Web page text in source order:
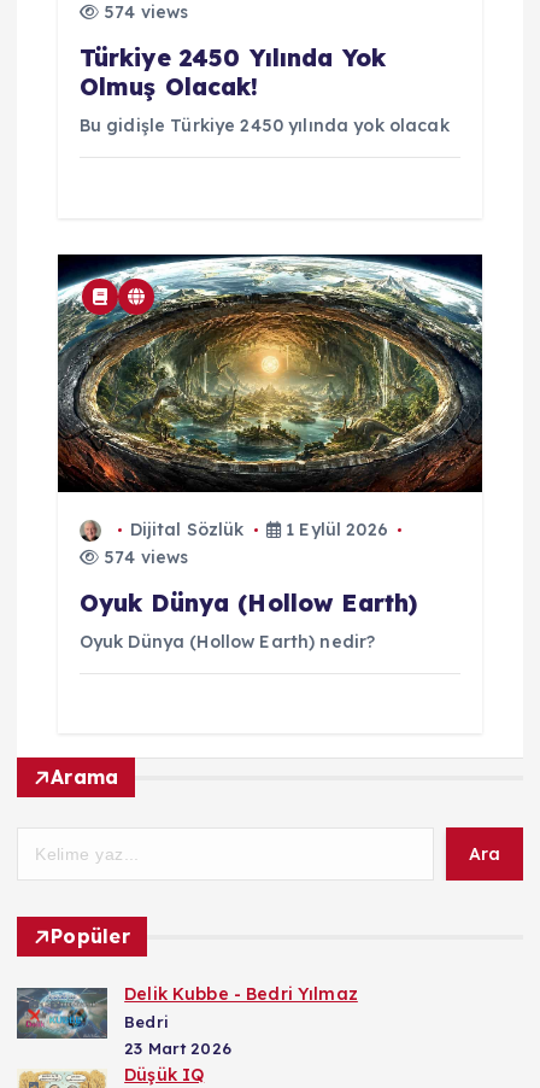
574 views
Türkiye 2450 Yılında Yok
Olmuş Olacak!
Bu gidişle Türkiye 2450 yılında yok olacak
Dijital Sözlük
1 Eylül 2026
574 views
Oyuk Dünya (Hollow Earth)
Oyuk Dünya (Hollow Earth) nedir?
Arama
Ara
Popüler
Delik Kubbe - Bedri Yılmaz
Bedri
23 Mart 2026
Düşük IQ